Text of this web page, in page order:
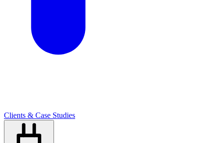
Clients & Case Studies